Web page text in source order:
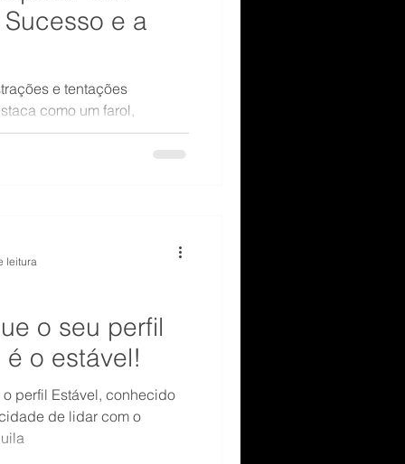
e a
e tentações
como um farol,
objetivos de longo
o seu perfil
o estável!
perfil Estável, conhecido
leitura